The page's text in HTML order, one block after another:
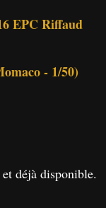
EPC Riffaud
- 1/50)
déjà disponible.